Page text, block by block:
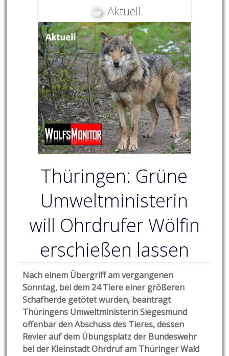
Aktuell
Thüringen: Grüne
Umweltministerin
will Ohrdrufer Wölfin
erschießen lassen
Nach einem Übergriff am vergangenen
Sonntag, bei dem 24 Tiere einer größeren
Schafherde getötet wurden, beantragt
Thüringens Umweltministerin Siegesmund
offenbar den Abschuss des Tieres, dessen
Revier auf dem Übungsplatz der Bundeswehr
bei der Kleinstadt Ohrdruf am Thüringer Wald